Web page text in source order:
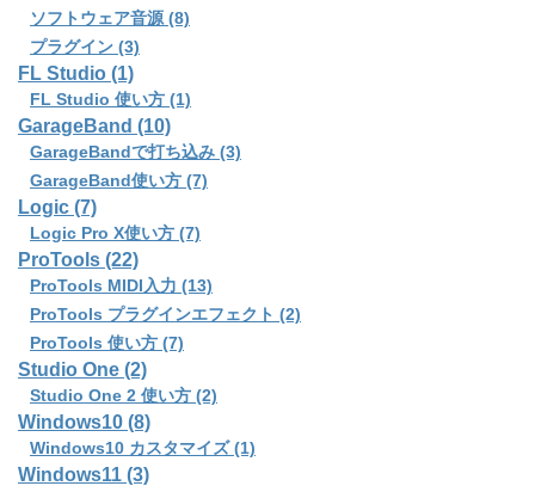
ソフトウェア音源 (8)
プラグイン (3)
FL Studio (1)
FL Studio 使い方 (1)
GarageBand (10)
GarageBandで打ち込み (3)
GarageBand使い方 (7)
Logic (7)
Logic Pro X使い方 (7)
ProTools (22)
ProTools MIDI入力 (13)
ProTools プラグインエフェクト (2)
ProTools 使い方 (7)
Studio One (2)
Studio One 2 使い方 (2)
Windows10 (8)
Windows10 カスタマイズ (1)
Windows11 (3)